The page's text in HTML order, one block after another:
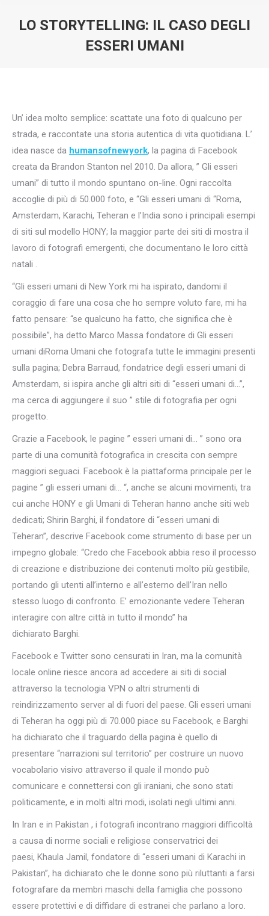
LO STORYTELLING: IL CASO DEGLI
ESSERI UMANI
Un’ idea molto semplice: scattate una foto di qualcuno per
strada, e raccontate una storia autentica di vita quotidiana. L’
idea nasce da humansofnewyork, la pagina di Facebook
creata da Brandon Stanton nel 2010. Da allora, ” Gli esseri
umani” di tutto il mondo spuntano on-line. Ogni raccolta
accoglie di più di 50.000 foto, e “Gli esseri umani di “Roma,
Amsterdam, Karachi, Teheran e l’India sono i principali esempi
di siti sul modello HONY; la maggior parte dei siti di mostra il
lavoro di fotografi emergenti, che documentano le loro città
natali .
“Gli esseri umani di New York mi ha ispirato, dandomi il
coraggio di fare una cosa che ho sempre voluto fare, mi ha
fatto pensare: “se qualcuno ha fatto, che significa che è
possibile”, ha detto Marco Massa fondatore di Gli esseri
umani diRoma Umani che fotografa tutte le immagini presenti
sulla pagina; Debra Barraud, fondatrice degli esseri umani di
Amsterdam, si ispira anche gli altri siti di “esseri umani di…”,
ma cerca di aggiungere il suo ” stile di fotografia per ogni
progetto.
Grazie a Facebook, le pagine ” esseri umani di… ” sono ora
parte di una comunità fotografica in crescita con sempre
maggiori seguaci. Facebook è la piattaforma principale per le
pagine ” gli esseri umani di… “, anche se alcuni movimenti, tra
cui anche HONY e gli Umani di Teheran hanno anche siti web
dedicati; Shirin Barghi, il fondatore di “esseri umani di
Teheran”, descrive Facebook come strumento di base per un
impegno globale: “Credo che Facebook abbia reso il processo
di creazione e distribuzione dei contenuti molto più gestibile,
portando gli utenti all’interno e all’esterno dell’Iran nello
stesso luogo di confronto. E’ emozionante vedere Teheran
interagire con altre città in tutto il mondo” ha
dichiarato Barghi.
Facebook e Twitter sono censurati in Iran, ma la comunità
locale online riesce ancora ad accedere ai siti di social
attraverso la tecnologia VPN o altri strumenti di
reindirizzamento server al di fuori del paese. Gli esseri umani
di Teheran ha oggi più di 70.000 piace su Facebook, e Barghi
ha dichiarato che il traguardo della pagina è quello di
presentare “narrazioni sul territorio” per costruire un nuovo
vocabolario visivo attraverso il quale il mondo può
comunicare e connettersi con gli iraniani, che sono stati
politicamente, e in molti altri modi, isolati negli ultimi anni.
In Iran e in Pakistan , i fotografi incontrano maggiori difficoltà
a causa di norme sociali e religiose conservatrici dei
paesi, Khaula Jamil, fondatore di “esseri umani di Karachi in
Pakistan”, ha dichiarato che le donne sono più riluttanti a farsi
fotografare da membri maschi della famiglia che possono
essere protettivi e di diffidare di estranei che parlano a loro.